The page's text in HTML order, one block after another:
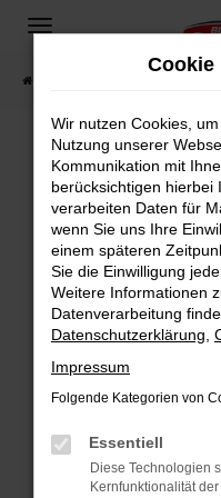
Zum
springen
Fehler:
Beim Laden ist ein
Hier sind ein paar
Überprüfe deine
Laden andere
Suchmaschine?
Prüfe deine
können das
verhindern.
Cookie
Wir nutzen Cookies,
Nutzung unserer
Kommunikation mit
berücksichtigen hierbei
verarbeiten Daten für
wenn Sie uns Ihre
einem späteren
Sie die Einwilligung
Weitere Informationen
Datenverarbeitung
Datenschutzerklärung
Impressum
Folgende Kategorien von
Essentiell
Diese Technologien
Kernfunktionalität